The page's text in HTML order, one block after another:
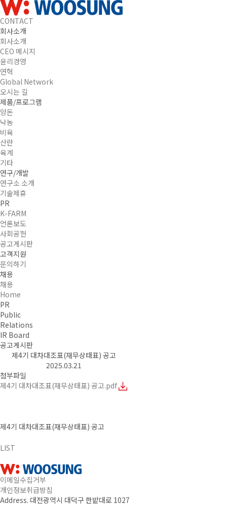
CONTACT
회사소개
회사소개
CEO 메시지
윤리경영
연혁
Global Network
오시는 길
제품/프로그램
양돈
낙농
비육
산란
육계
기타
연구/개발
연구소 소개
기술제휴
PR
K-FARM
언론보도
사회공헌
공고게시판
고객지원
문의하기
채용
채용
Home
PR
Public
Relations
IR Board
공고게시판
제4기 대차대조표(재무상태표) 공고
2025.03.21
첨부파일
제4기 대차대조표(재무상태표) 공고.pdf
제4기 대차대조표(재무상태표) 공고
LIST
이메일수집거부
개인정보취급방침
Address. 대전광역시 대덕구 한밭대로 1027